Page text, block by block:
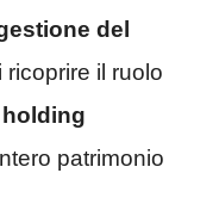
del
ricoprire il ruolo
patrimonio